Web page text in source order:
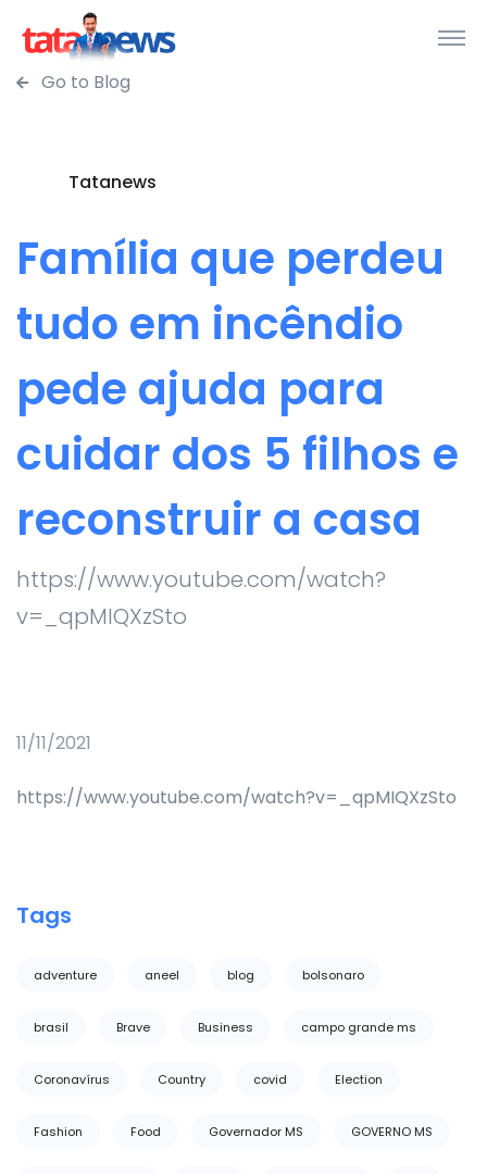
Go to Blog
Tatanews
Família que perdeu
tudo em incêndio
pede ajuda para
cuidar dos 5 filhos e
reconstruir a casa
https://www.youtube.com/watch?
v=_qpMIQXzSto
11/11/2021
https://www.youtube.com/watch?v=_qpMIQXzSto
Tags
adventure aneel blog bolsonaro
brasil Brave Business campo grande ms
Coronavírus Country covid Election
Fashion Food Governador MS GOVERNO MS